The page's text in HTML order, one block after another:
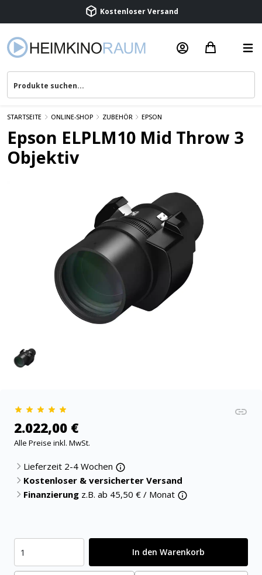
Kostenloser Versand
Beratung & Service
STARTSEITE ONLINE-SHOP ZUBEHÖR EPSON
Epson ELPLM10 Mid Throw 3
Objektiv
2.022,00 €
Alle Preise inkl. MwSt.
Lieferzeit 2-4 Wochen
Kostenloser & versicherter Versand
Finanzierung z.B. ab 45,50 € / Monat
In den Warenkorb